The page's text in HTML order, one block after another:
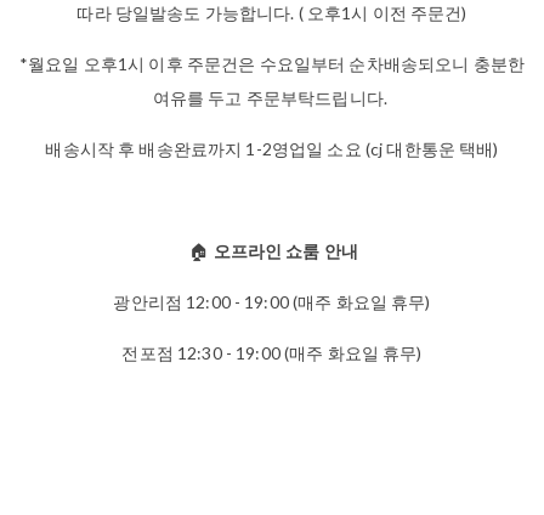
따라 당일발송도 가능합니다. ( 오후1시 이전 주문건)
*월요일 오후1시 이후 주문건은 수요일부터 순차배송되오니 충분한
여유를 두고 주문부탁드립니다.
배송시작 후 배송완료까지 1-2영업일 소요 (cj 대한통운 택배)
🏠 오프라인 쇼룸 안내
광안리점 12:00 - 19:00 (매주 화요일 휴무)
전포점 12:30 - 19:00 (매주 화요일 휴무)